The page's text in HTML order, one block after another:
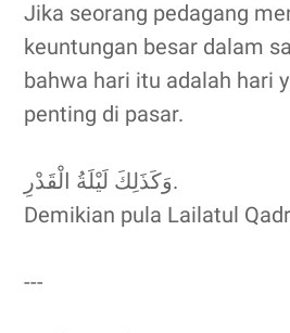
Jika seorang pedagang
keuntungan besar dalam
bahwa hari itu adalah hari
penting di pasar.
وَكَذَلِكَ لَيْلَةُ الْقَدْرِ.
Demikian pula Lailatul
---